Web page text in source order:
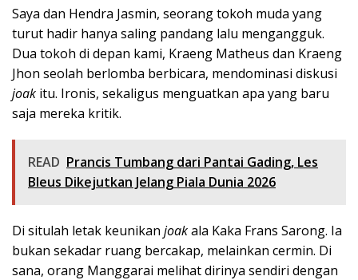
Saya dan Hendra Jasmin, seorang tokoh muda yang
turut hadir hanya saling pandang lalu mengangguk.
Dua tokoh di depan kami, Kraeng Matheus dan Kraeng
Jhon seolah berlomba berbicara, mendominasi diskusi
joak itu. Ironis, sekaligus menguatkan apa yang baru
saja mereka kritik.
READ Prancis Tumbang dari Pantai Gading, Les
Bleus Dikejutkan Jelang Piala Dunia 2026
Di situlah letak keunikan joakala Kaka Frans Sarong. Ia
bukan sekadar ruang bercakap, melainkan cermin. Di
sana, orang Manggarai melihat dirinya sendiri dengan